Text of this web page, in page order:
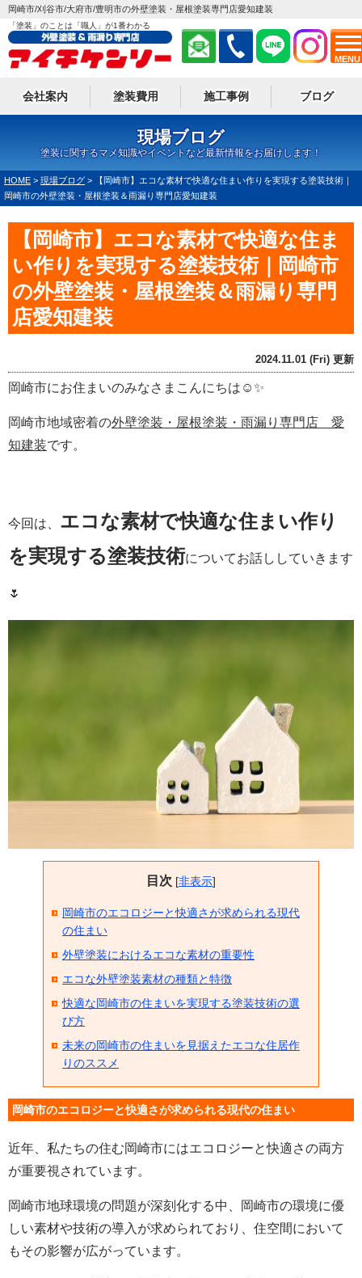
MENU
岡崎市/刈谷市/大府市/豊明市の外壁塗装・屋根塗装専門店愛知建装
「塗装」のことは「職人」が1番わかる
会社案内 塗装費用 施工事例 ブログ
現場ブログ
塗装に関するマメ知識やイベントなど最新情報をお届けします！
HOME > 現場ブログ >
【岡崎市】エコな素材で快適な住まい作りを実現する塗装技術｜
岡崎市の外壁塗装・屋根塗装＆雨漏り専門店愛知建装
【岡崎市】エコな素材で快適な住ま
い作りを実現する塗装技術｜岡崎市
の外壁塗装・屋根塗装＆雨漏り専門
店愛知建装
2024.11.01 (Fri) 更新
岡崎市にお住まいのみなさまこんにちは☺✨
岡崎市地域密着の外壁塗装・屋根塗装・雨漏り専門店 愛
知建装です。
今回は、 エコな素材で快適な住まい作り
を実現する塗装技術についてお話ししていきます
🌷
目次 [非表示]
岡崎市のエコロジーと快適さが求められる現代
の住まい
外壁塗装におけるエコな素材の重要性
エコな外壁塗装素材の種類と特徴
快適な岡崎市の住まいを実現する塗装技術の選
び方
未来の岡崎市の住まいを見据えたエコな住居作
りのススメ
岡崎市のエコロジーと快適さが求められる現代の住まい
近年、私たちの住む岡崎市にはエコロジーと快適さの両方
が重要視されています。
岡崎市地球環境の問題が深刻化する中、岡崎市の環境に優
しい素材や技術の導入が求められており、住空間において
もその影響が広がっています。